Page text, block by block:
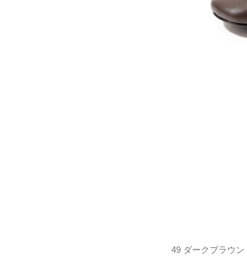
49 ダークブラウ